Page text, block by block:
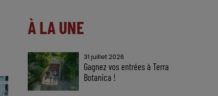
À LA UNE
31 juillet 2026
Gagnez vos entrées à Terra
Botanica !